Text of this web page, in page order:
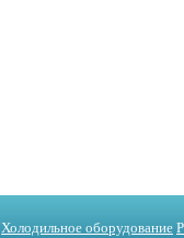
Холодильное оборудование